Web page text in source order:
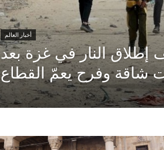
أخبار العالم
النار في غزة بعد
شاقة وفرح يعمّ القطاع